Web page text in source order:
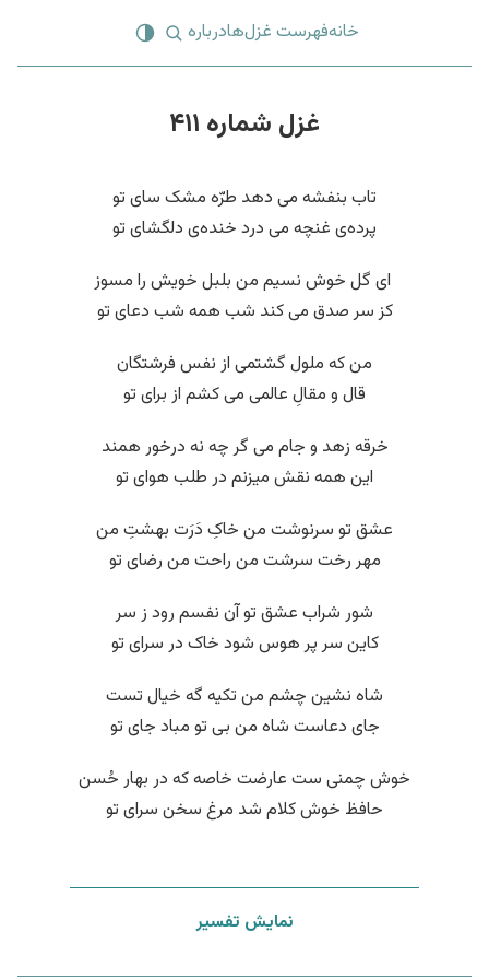
خانهفهرست غزل‌هادرباره
غزل شماره ۴۱۱
تاب بنفشه می دهد طرّه مشک سای تو
پرده‌ی غنچه می درد خنده‌ی دلگشای تو
‌ ای گل خوش نسیم من بلبل خویش را مسوز
کز سر صدق می کند شب همه شب دعای تو
من که ملول گشتمی از نفس فرشتگان
قال و مقالِ عالمی می کشم از برای تو
خرقه زهد و جام می گر چه نه درخور همند
این همه نقش میزنم در طلب هوای تو
عشق تو سرنوشت من خاکِ دَرَت بهشتِ من
مهر رخت سرشت من راحت من رضای تو
شور شراب عشق تو آن نفسم رود ز سر
کاین سر پر هوس شود خاک در سرای تو
شاه نشین چشم من تکیه گه خیال تست
جای دعاست شاه من بی تو مباد جای تو
خوش چمنی ست عارضت خاصه که در بهار حُسن
حافظ خوش کلام شد مرغ سخن سرای تو
نمایش تفسیر